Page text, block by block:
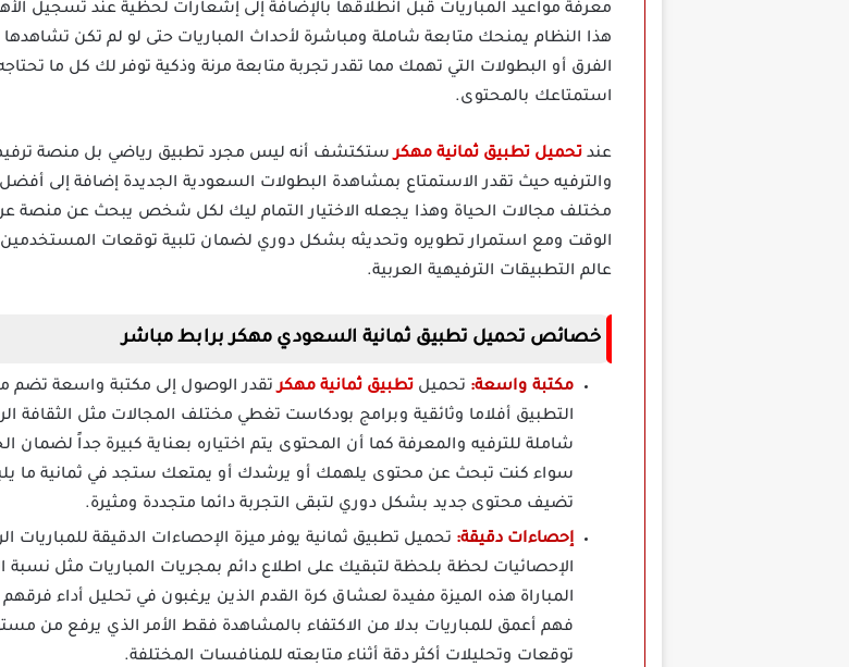
هذا النظام يمنحك متابعة شاملة ومباشرة لأحداث المباريات حتى لو لم تكن
الفرق أو البطولات التي تهمك مما تقدر تجربة متابعة مرنة وذكية توفر لك كل ما
استمتاعك بالمحتوى.
عند تحميل تطبيق ثمانية مهكرستكتشف أنه ليس مجرد تطبيق رياضي بل منصة
والترفيه حيث تقدر الاستمتاع بمشاهدة البطولات السعودية الجديدة إضافة إلى
مختلف مجالات الحياة وهذا يجعله الاختيار التمام ليك لكل شخص يبحث عن منصة
الوقت ومع استمرار تطويره وتحديثه بشكل دوري لضمان تلبية توقعات المستخدمين
عالم التطبيقات الترفيهية العربية.
خصائص تحميل تطبيق ثمانية السعودي مهكر برابط مباشر
مكتبة واسعة: تحميل تطبيق ثمانية مهكرتقدر الوصول إلى مكتبة واسعة تضم
التطبيق أفلاما وثائقية وبرامج بودكاست تغطي مختلف المجالات مثل الثقافة
شاملة للترفيه والمعرفة كما أن المحتوى يتم اختياره بعناية كبيرة جداً
سواء كنت تبحث عن محتوى يلهمك أو يرشدك أو يمتعك ستجد في ثمانية ما يلبي
تضيف محتوى جديد بشكل دوري لتبقى التجربة دائما متجددة ومثيرة.
إحصاءات دقيقة: تحميل تطبيق ثمانية يوفر ميزة الإحصاءات الدقيقة
الإحصائيات لحظة بلحظة لتبقيك على اطلاع دائم بمجريات المباريات مثل نسبة
المباراة هذه الميزة مفيدة لعشاق كرة القدم الذين يرغبون في تحليل أداء
فهم أعمق للمباريات بدلا من الاكتفاء بالمشاهدة فقط الأمر الذي يرفع من
توقعات وتحليلات أكثر دقة أثناء متابعته للمنافسات المختلفة.